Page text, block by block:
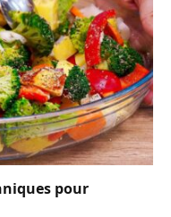
pour